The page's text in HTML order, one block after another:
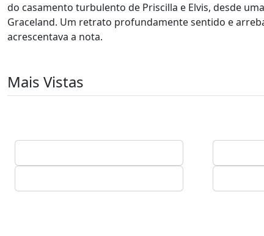
do casamento turbulento de Priscilla e Elvis, desde
Graceland. Um retrato profundamente sentido e
acrescentava a nota.
Mais Vistas